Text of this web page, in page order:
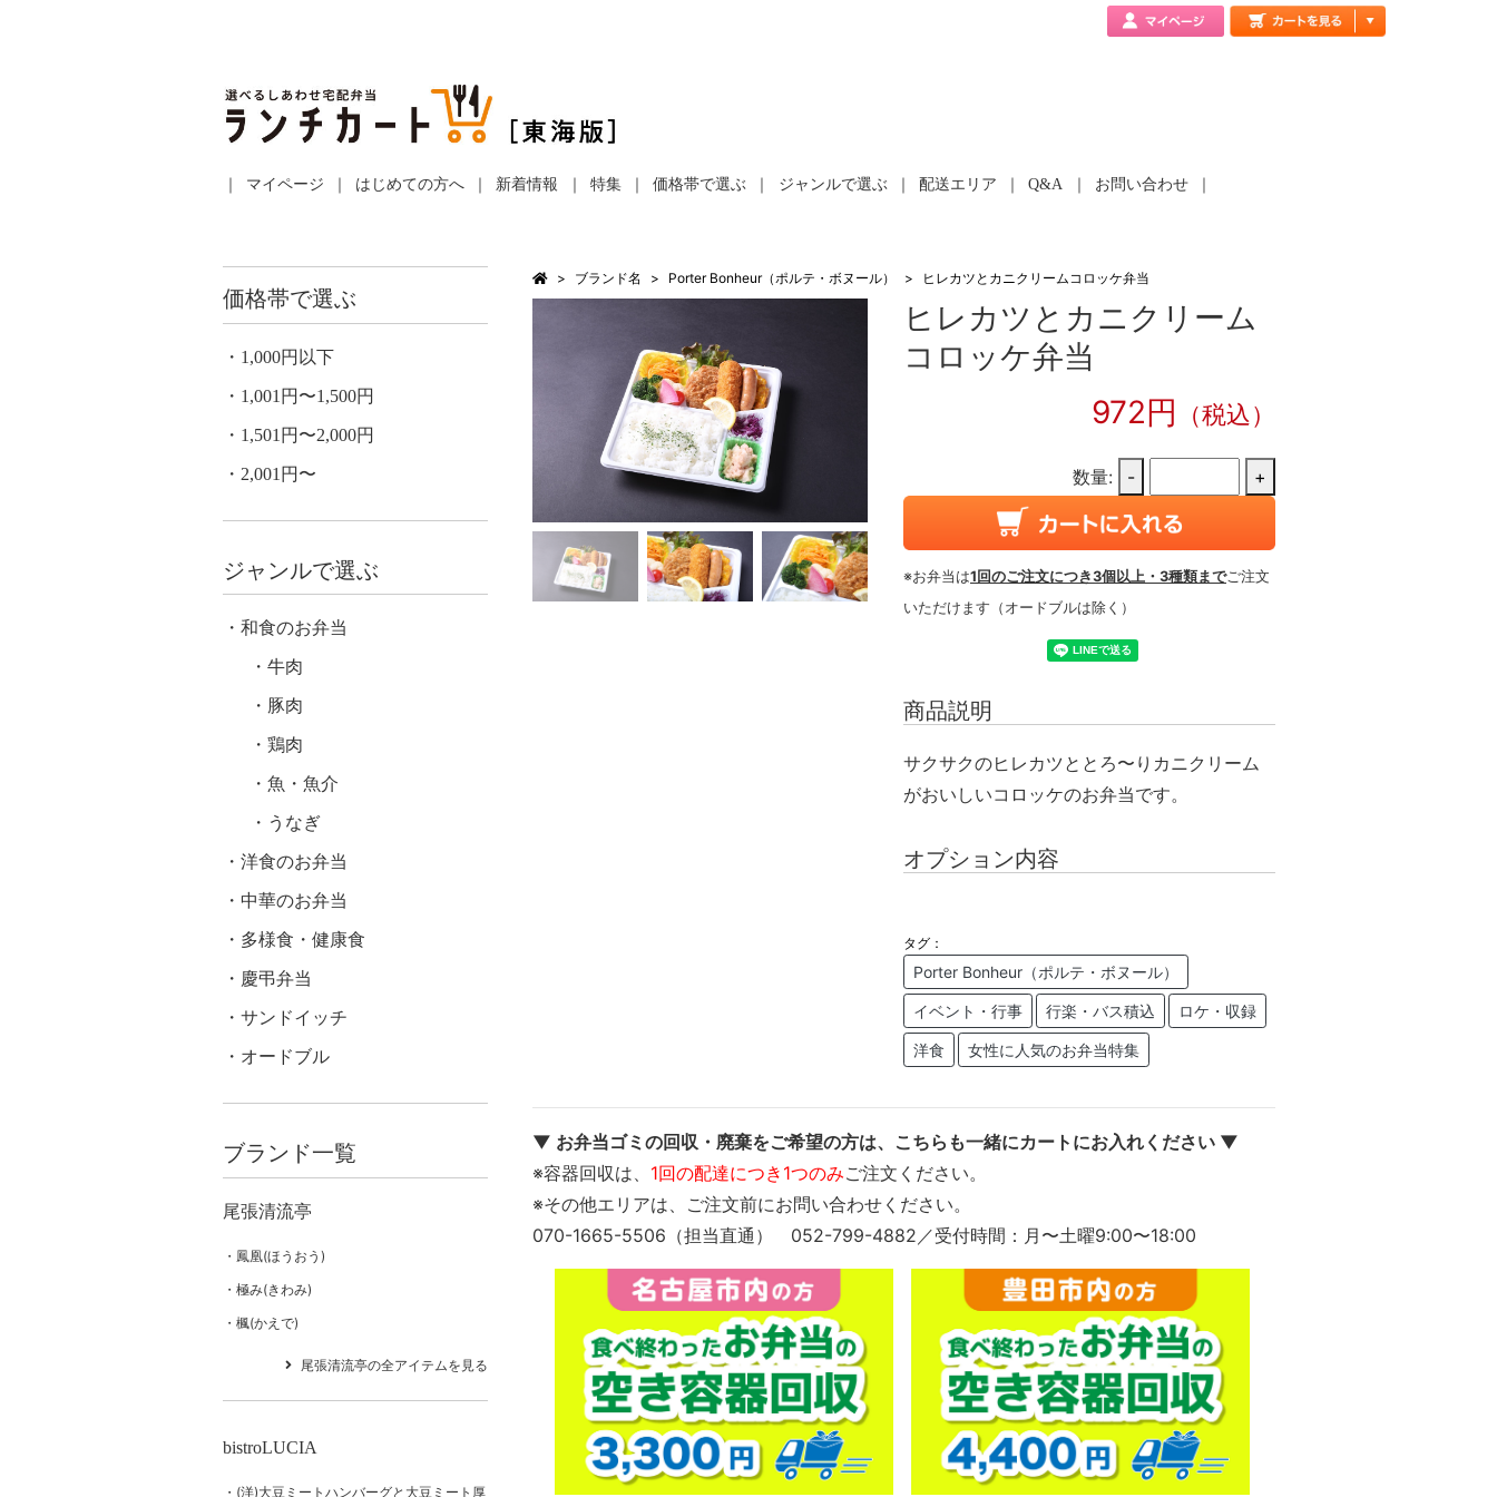
マイページ はじめての方へ 新着情報 特集 価格帯で選ぶ ジャンルで選ぶ 配送エリア Q&A お問い合わせ
ブランド名 Porter Bonheur（ポルテ・ボヌール） ヒレカツとカニクリームコロッケ弁当
ヒレカツとカニクリーム
コロッケ弁当
972円 （税込）
数量: - +
※お弁当は1回のご注文につき3個以上・3種類までご注文
いただけます（オードブルは除く）
商品説明
サクサクのヒレカツととろ〜りカニクリーム
がおいしいコロッケのお弁当です。
オプション内容
タグ：
Porter Bonheur（ポルテ・ボヌール）
イベント・行事 行楽・バス積込 ロケ・収録
洋食 女性に人気のお弁当特集
▼ お弁当ゴミの回収・廃棄をご希望の方は、こちらも一緒にカートにお入れください ▼
※容器回収は、 1回の配達につき1つのみご注文ください。
※その他エリアは、ご注文前にお問い合わせください。
070-1665-5506（担当直通） 052-799-4882／受付時間：月〜土曜9:00〜18:00
価格帯で選ぶ
1,000円以下
1,001円〜1,500円
1,501円〜2,000円
2,001円〜
ジャンルで選ぶ
和食のお弁当
牛肉
豚肉
鶏肉
魚・魚介
うなぎ
洋食のお弁当
中華のお弁当
多様食・健康食
慶弔弁当
サンドイッチ
オードブル
ブランド一覧
尾張清流亭
鳳凰(ほうおう)
極み(きわみ)
楓(かえで)
尾張清流亭の全アイテムを見る
bistroLUCIA
(洋)大豆ミートハンバーグと大豆ミート厚